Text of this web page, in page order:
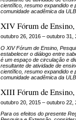
científico, resumo expandido e
comunidade acadêmica da
XIV Fórum de Ensino,
outubro 26, 2016 – outubro 31,
O XIV Fórum de Ensino,
estabelecer o diálogo entre
é um espaço de circulação e
resultante de atividade de
científico, resumo expandido e
comunidade acadêmica da
XIII Fórum de Ensino,
outubro 20, 2015 – outubro 22,
Para os efeitos do presente